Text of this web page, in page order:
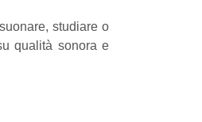
studiare o
qualità sonora e